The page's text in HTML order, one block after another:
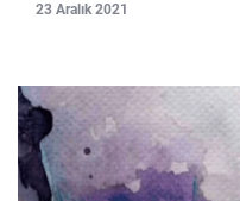
23 Aralık 2021